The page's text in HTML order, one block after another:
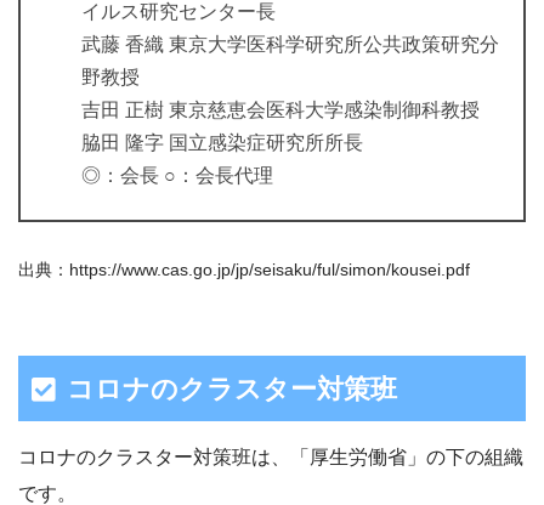
イルス研究センター長
武藤 香織 東京大学医科学研究所公共政策研究分
野教授
吉田 正樹 東京慈恵会医科大学感染制御科教授
脇田 隆字 国立感染症研究所所長
◎：会長 ○：会長代理
出典：https://www.cas.go.jp/jp/seisaku/ful/simon/kousei.pdf
コロナのクラスター対策班
コロナのクラスター対策班は、「厚生労働省」の下の組織
です。